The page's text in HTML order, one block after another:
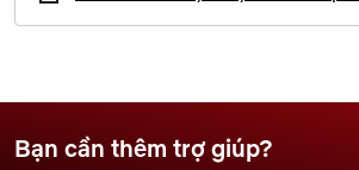
Bạn cần thêm trợ giúp?